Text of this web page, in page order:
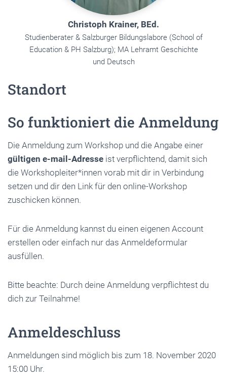
Christoph Krainer, BEd.
Studienberater & Salzburger Bildungslabore (School of
Education & PH Salzburg); MA Lehramt Geschichte
und Deutsch
Standort
So funktioniert die Anmeldung
Die Anmeldung zum Workshop und die Angabe einer
gültigen e-mail-Adresse ist verpflichtend, damit sich
die Workshopleiter*innen vorab mit dir in Verbindung
setzen und dir den Link für den online-Workshop
zuschicken können.
Für die Anmeldung kannst du einen eigenen Account
erstellen oder einfach nur das Anmeldeformular
ausfüllen.
Bitte beachte: Durch deine Anmeldung verpflichtest du
dich zur Teilnahme!
Anmeldeschluss
Anmeldungen sind möglich bis zum 18. November 2020
15:00 Uhr.